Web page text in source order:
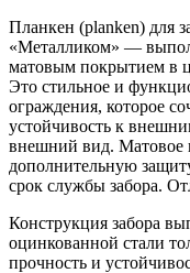
Планкен (planken) для
«Металликом» —
матовым покрытием в
Это стильное и
ограждения, которое
устойчивость к
внешний вид. Матовое
дополнительную
срок службы забора.
Конструкция забора
оцинкованной стали
прочность и